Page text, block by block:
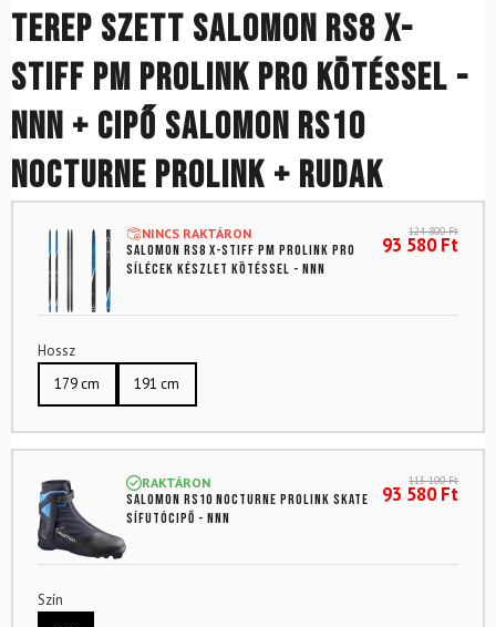
Terep szett SALOMON RS8 X-
Stiff PM Prolink Pro kötéssel -
NNN + Cipő SALOMON RS10
Nocturne Prolink + rudak
NINCS RAKTÁRON
SALOMON RS8 X-Stiff PM Prolink Pro
sílécek készlet kötéssel - NNN
124 800Ft
93 580Ft
Hossz
179 cm
191 cm
RAKTÁRON
SALOMON RS10 Nocturne Prolink skate
sífutócipő - NNN
113 100Ft
93 580Ft
Szín